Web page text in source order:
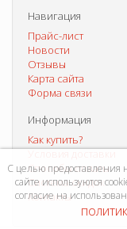
Навигация
Прайс-лист
Новости
Отзывы
Карта сайта
Форма связи
Информация
Как купить?
Условия доставки
Способы оплаты
Система скидок
Контакты
С целью предоставления
сайте используются
согласие на